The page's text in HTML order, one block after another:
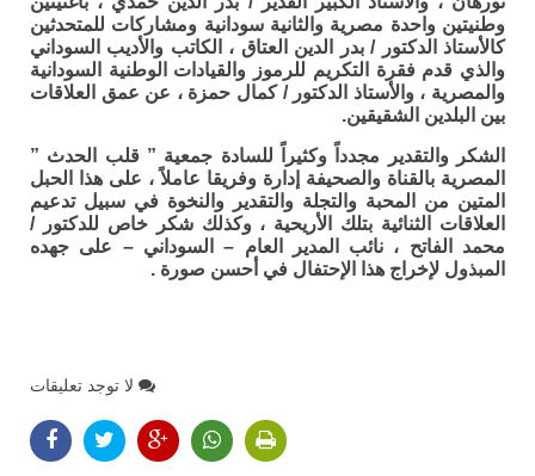
وطنيتين واحدة مصرية والثانية سودانية ومشاركات للمتحدثين
كالأستاذ الدكتور / بدر الدين العتاق ، الكاتب والأديب السوداني
والذي قدم فقرة التكريم للرموز والقيادات الوطنية السودانية
والمصرية ، والأستاذ الدكتور / كمال حمزة ، عن عمق العلاقات
بين البلدين الشقيقين.
الشكر والتقدير مجدداً وكثيراً للسادة جمعية ” قلب الحدث ”
المصرية بالقناة والصحيفة إدارة وفريقا عاملاً ، على هذا الحبل
المتين من المحبة والتجلة والتقدير والنخوة في سبيل تدعيم
العلاقات الثنائية بتلك الأريحية ، وكذلك شكر خاص للدكتور /
محمد الفاتح ، نائب المدير العام – السوداني – على جهده
المبذول لإخراج هذا الإحتفال في أحسن صورة .
لا توجد تعليقات